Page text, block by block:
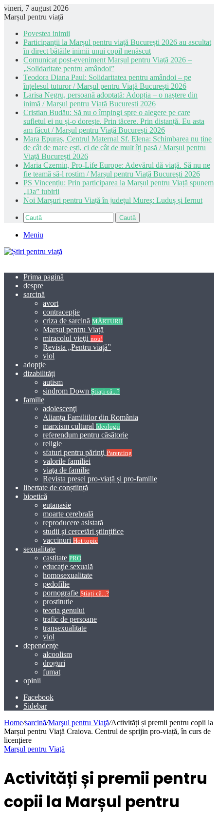
vineri, 7 august 2026
Marșul pentru viață
Povestea inimii
Participanții la Marșul pentru viață București 2026 au ascultat
în direct bătăile inimii unui copil nenăscut
Comunicat post-eveniment Marșul pentru Viață 2026 –
„Solidaritate pentru amândoi”
Teodora Diana Paul: Solidaritatea pentru amândoi – pe
înțelesul tuturor / Marșul pentru Viață București 2026
Larisa Negru, persoană adoptată: Adopția – o naștere din
inimă / Marșul pentru Viață București 2026
Cristian Budău: Să nu o împingi spre o alegere pe care
sufletul ei nu și-o dorește. Prin tăcere. Prin distanță. Eu asta
am făcut / Marșul pentru Viață București 2026
Mara Epuraș, Centrul Maternal Sf. Elena: Schimbarea nu ține
de cât de mare ești, ci de cât de mult îți pasă / Marșul pentru
Viață București 2026
Maria Czernin, Pro-Life Europe: Adevărul dă viață. Să nu ne
fie teamă să-l rostim / Marșul pentru Viață București 2026
PS Vincențiu: Prin participarea la Marșul pentru Viață spunem
„Da” iubirii
Noi Marșuri pentru Viață în județul Mureș: Luduș și Iernut
Caută
Meniu
Prima pagină
despre
sarcină
avort
contracepție
criza de sarcină MĂRTURII
Marșul pentru Viață
miracolul vieţii nou!
Revista „Pentru viață”
viol
adopţie
dizabilităţi
autism
sindrom Down Știați că...?
familie
adolescenţi
Alianța Familiilor din România
marxism cultural Ideologii
referendum pentru căsătorie
religie
sfaturi pentru părinţi Parenting
valorile familiei
viaţa de familie
Revista presei pro-viață și pro-familie
libertate de conștiință
bioetică
eutanasie
moarte cerebrală
reproducere asistată
studii şi cercetări ştiinţifice
vaccinuri Hot topic
sexualitate
castitate PRO
educaţie sexuală
homosexualitate
pedofilie
pornografie Știați că...?
prostitutie
teoria genului
trafic de persoane
transexualitate
viol
dependenţe
alcoolism
droguri
fumat
opinii
Facebook
Sidebar
Home/sarcină/Marşul pentru Viaţă/Activități și premii pentru copii la
Marșul pentru Viață Craiova. Centrul de sprijin pro-viață, în curs de
licențiere
Marşul pentru Viaţă
Activități și premii pentru
copii la Marșul pentru